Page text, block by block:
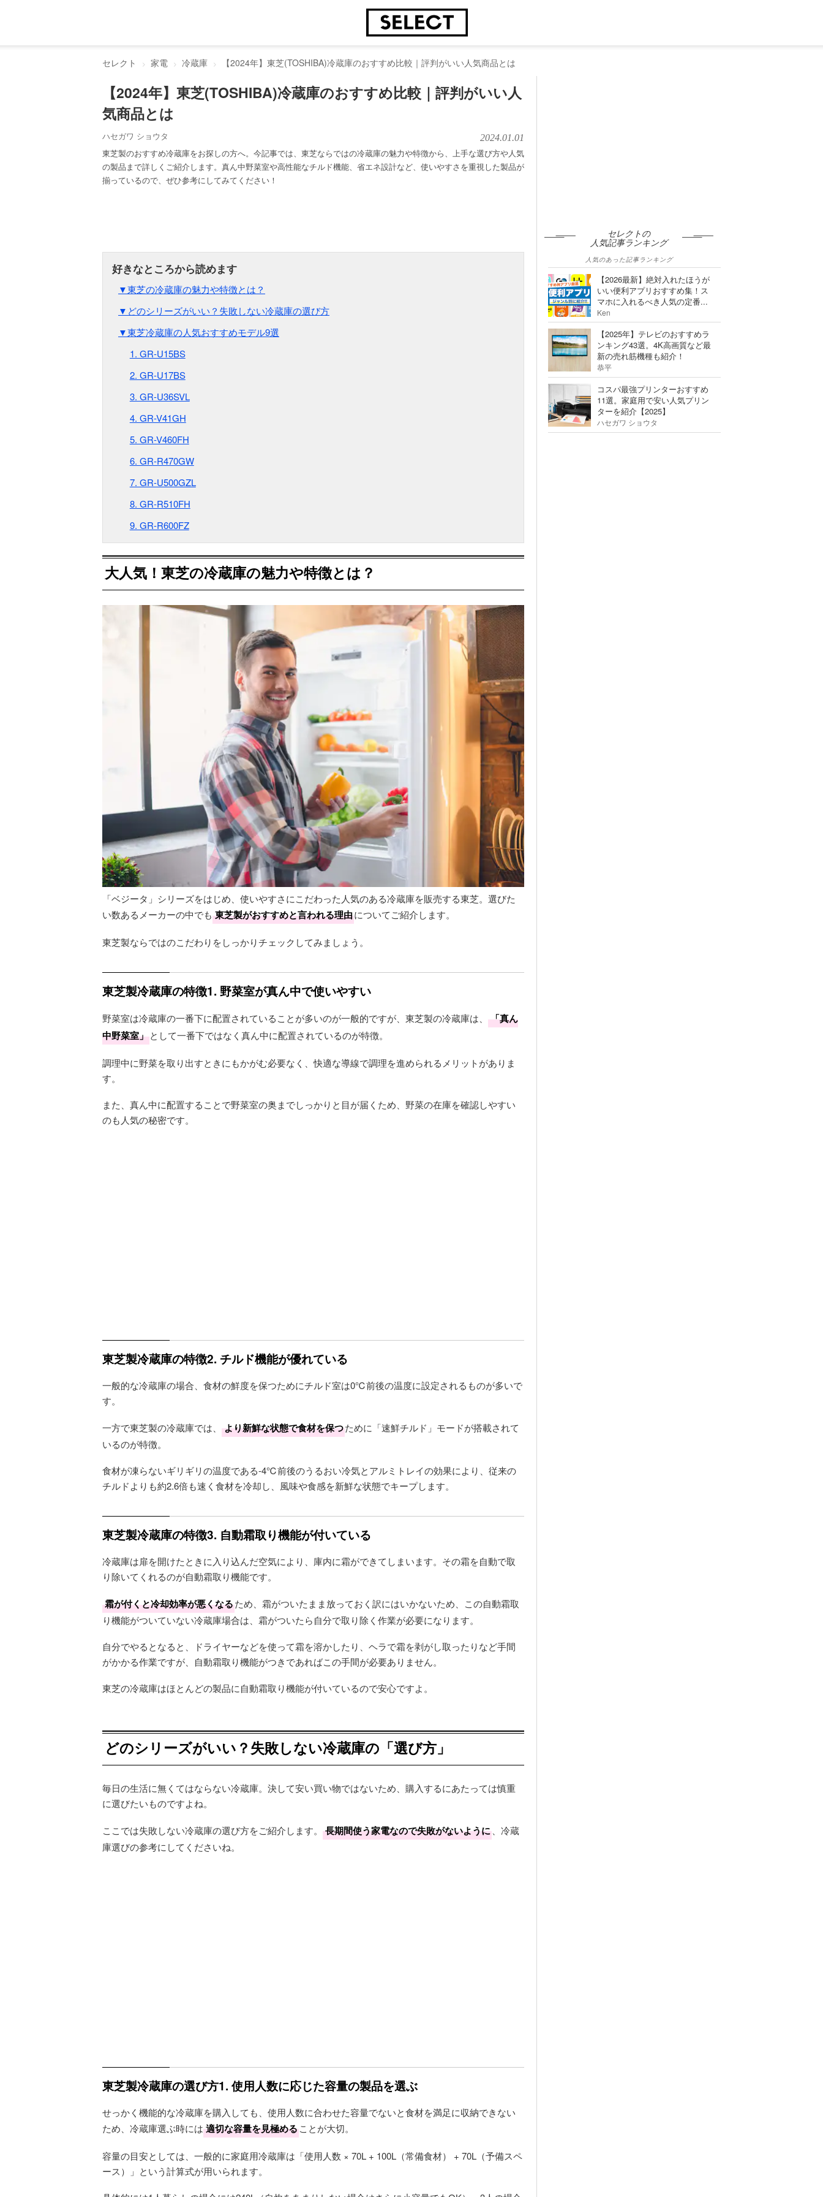
セレクト 家電 冷蔵庫 【2024年】東芝(TOSHIBA)冷蔵庫のおすすめ比較｜評判がいい人気商品とは
【2024年】東芝(TOSHIBA)冷蔵庫のおすすめ比較｜評判がいい人
気商品とは
ハセガワ ショウタ 2024.01.01
東芝製のおすすめ冷蔵庫をお探しの方へ。今記事では、東芝ならではの冷蔵庫の魅力や特徴から、上手な選び方や人気
の製品まで詳しくご紹介します。真ん中野菜室や高性能なチルド機能、省エネ設計など、使いやすさを重視した製品が
揃っているので、ぜひ参考にしてみてください！
▼東芝の冷蔵庫の魅力や特徴とは？
▼どのシリーズがいい？失敗しない冷蔵庫の選び方
▼東芝冷蔵庫の人気おすすめモデル9選
1. GR-U15BS
2. GR-U17BS
3. GR-U36SVL
4. GR-V41GH
5. GR-V460FH
6. GR-R470GW
7. GR-U500GZL
8. GR-R510FH
9. GR-R600FZ
大人気！東芝の冷蔵庫の魅力や特徴とは？
「ベジータ」シリーズをはじめ、使いやすさにこだわった人気のある冷蔵庫を販売する東芝。選びた
い数あるメーカーの中でも 東芝製がおすすめと言われる理由についてご紹介します。
東芝製ならではのこだわりをしっかりチェックしてみましょう。
東芝製冷蔵庫の特徴1. 野菜室が真ん中で使いやすい
野菜室は冷蔵庫の一番下に配置されていることが多いのが一般的ですが、東芝製の冷蔵庫は、
「真ん
中野菜室」として一番下ではなく真ん中に配置されているのが特徴。
調理中に野菜を取り出すときにもかがむ必要なく、快適な導線で調理を進められるメリットがありま
す。
また、真ん中に配置することで野菜室の奥までしっかりと目が届くため、野菜の在庫を確認しやすい
のも人気の秘密です。
東芝製冷蔵庫の特徴2. チルド機能が優れている
一般的な冷蔵庫の場合、食材の鮮度を保つためにチルド室は0℃前後の温度に設定されるものが多いで
す。
一方で東芝製の冷蔵庫では、 より新鮮な状態で食材を保つために「速鮮チルド」モードが搭載されて
いるのが特徴。
食材が凍らないギリギリの温度である-4℃前後のうるおい冷気とアルミトレイの効果により、従来の
チルドよりも約2.6倍も速く食材を冷却し、風味や食感を新鮮な状態でキープします。
東芝製冷蔵庫の特徴3. 自動霜取り機能が付いている
冷蔵庫は扉を開けたときに入り込んだ空気により、庫内に霜ができてしまいます。その霜を自動で取
り除いてくれるのが自動霜取り機能です。
霜が付くと冷却効率が悪くなるため、霜がついたまま放っておく訳にはいかないため、この自動霜取
り機能がついていない冷蔵庫場合は、霜がついたら自分で取り除く作業が必要になります。
自分でやるとなると、ドライヤーなどを使って霜を溶かしたり、ヘラで霜を剥がし取ったりなど手間
がかかる作業ですが、自動霜取り機能がつきであればこの手間が必要ありません。
東芝の冷蔵庫はほとんどの製品に自動霜取り機能が付いているので安心ですよ。
どのシリーズがいい？失敗しない冷蔵庫の「選び方」
毎日の生活に無くてはならない冷蔵庫。決して安い買い物ではないため、購入するにあたっては慎重
に選びたいものですよね。
ここでは失敗しない冷蔵庫の選び方をご紹介します。 長期間使う家電なので失敗がないように 、冷蔵
庫選びの参考にしてくださいね。
東芝製冷蔵庫の選び方1. 使用人数に応じた容量の製品を選ぶ
せっかく機能的な冷蔵庫を購入しても、使用人数に合わせた容量でないと食材を満足に収納できない
ため、冷蔵庫選ぶ時には 適切な容量を見極めることが大切。
容量の目安としては、一般的に家庭用冷蔵庫は「使用人数 × 70L + 100L（常備食材） + 70L（予備スペ
ース）」という計算式が用いられます。
セレクトの
人気記事ランキング
人気のあった記事ランキング
【2026最新】絶対入れたほうが
いい便利アプリおすすめ集！ス
マホに入れるべき人気の定番...
Ken
【2025年】テレビのおすすめラ
ンキング43選。4K高画質など最
新の売れ筋機種も紹介！
恭平
コスパ最強プリンターおすすめ
11選。家庭用で安い人気プリン
ターを紹介【2025】
ハセガワ ショウタ